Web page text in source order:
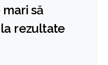
să
rezultate